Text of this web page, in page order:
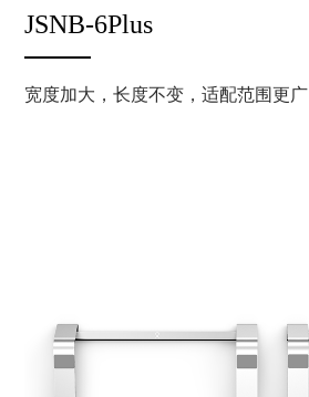
JSNB-6Plus
宽度加大，长度不变，适配范围更广